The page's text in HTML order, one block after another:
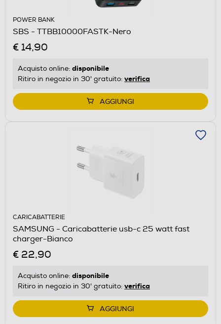
POWER BANK
SBS - TTBB10000FASTK-Nero
€ 14,90
Acquisto online: disponibile
Ritiro in negozio in 30' gratuito: verifica
AGGIUNGI
CARICABATTERIE
SAMSUNG - Caricabatterie usb-c 25 watt fast
charger-Bianco
€ 22,90
Acquisto online: disponibile
Ritiro in negozio in 30' gratuito: verifica
AGGIUNGI